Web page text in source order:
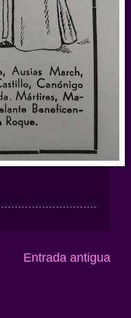
Entrada antigua